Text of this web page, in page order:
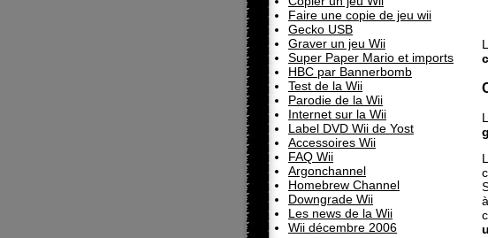
Faire une copie de jeu wii
Gecko USB
Graver un jeu Wii
Super Paper Mario et imports
HBC par Bannerbomb
Test de la Wii
Parodie de la Wii
Internet sur la Wii
Label DVD Wii de Yost
Accessoires Wii
FAQ Wii
Argonchannel
Homebrew Channel
Downgrade Wii
Les news de la Wii
Wii décembre 2006